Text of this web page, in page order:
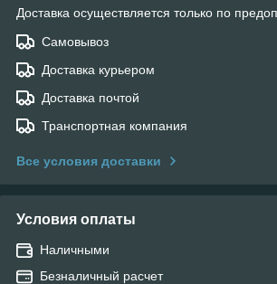
Доставка осуществляется только по
Самовывоз
Доставка курьером
Доставка почтой
Транспортная компания
Все условия доставки
Условия оплаты
Наличными
Безналичный расчет